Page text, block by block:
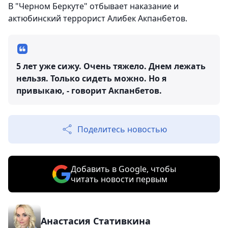
В "Черном Беркуте" отбывает наказание и
актюбинский террорист Алибек Акпанбетов.
5 лет уже сижу. Очень тяжело. Днем лежать
нельзя. Только сидеть можно. Но я
привыкаю, - говорит Акпанбетов.
Поделитесь новостью
Добавить в Google, чтобы
читать новости первым
Анастасия Стативкина